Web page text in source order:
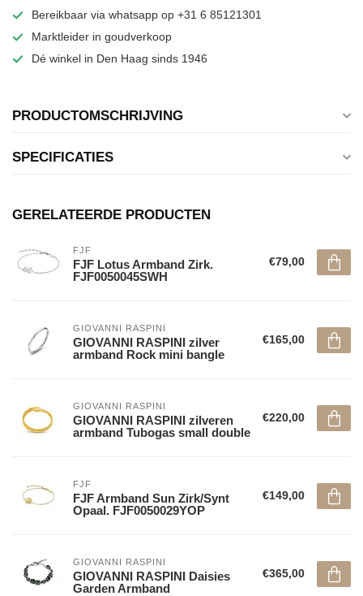
Bereikbaar via whatsapp op +31 6 85121301
Marktleider in goudverkoop
Dé winkel in Den Haag sinds 1946
PRODUCTOMSCHRIJVING
SPECIFICATIES
GERELATEERDE PRODUCTEN
FJF
FJF Lotus Armband Zirk.
FJF0050045SWH
€79,00
GIOVANNI RASPINI
GIOVANNI RASPINI zilver
armband Rock mini bangle
€165,00
GIOVANNI RASPINI
GIOVANNI RASPINI zilveren
armband Tubogas small double
€220,00
FJF
FJF Armband Sun Zirk/Synt
Opaal. FJF0050029YOP
€149,00
GIOVANNI RASPINI
GIOVANNI RASPINI Daisies
Garden Armband
€365,00